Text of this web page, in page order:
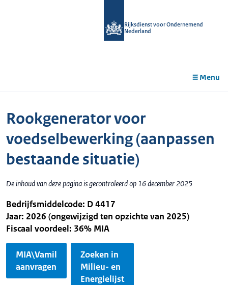
Rijksdienst voor Ondernemend
Nederland
Menu
Rookgenerator voor
voedselbewerking (aanpassen
bestaande situatie)
De inhoud van deze pagina is gecontroleerd op 16 december 2025
Bedrijfsmiddelcode: D 4417
Jaar: 2026 (ongewijzigd ten opzichte van 2025)
Fiscaal voordeel: 36% MIA
MIA\Vamil
aanvragen
Zoeken in
Milieu- en
Energielijst